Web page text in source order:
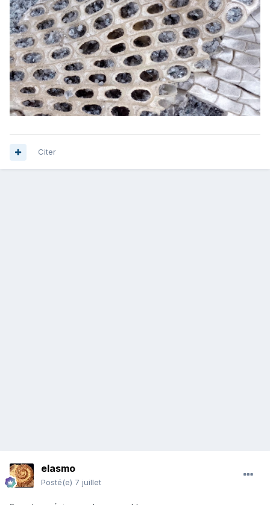
Citer
elasmo
Posté(e) 7 juillet